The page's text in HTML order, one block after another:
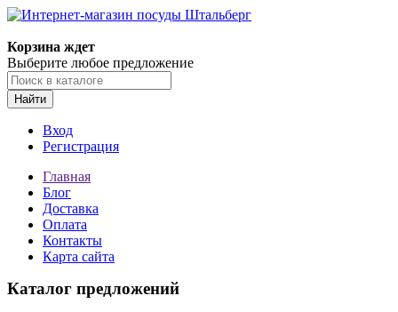
Корзина ждет
Выберите любое предложение
Найти
Вход
Регистрация
Главная
Блог
Доставка
Оплата
Контакты
Карта сайта
Каталог предложений